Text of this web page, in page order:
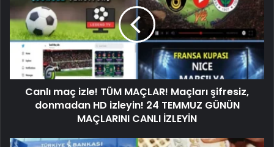
Canlı maç izle! TÜM MAÇLAR! Maçları şifresiz,
donmadan HD izleyin! 24 TEMMUZ GÜNÜN
MAÇLARINI CANLI İZLEYİN